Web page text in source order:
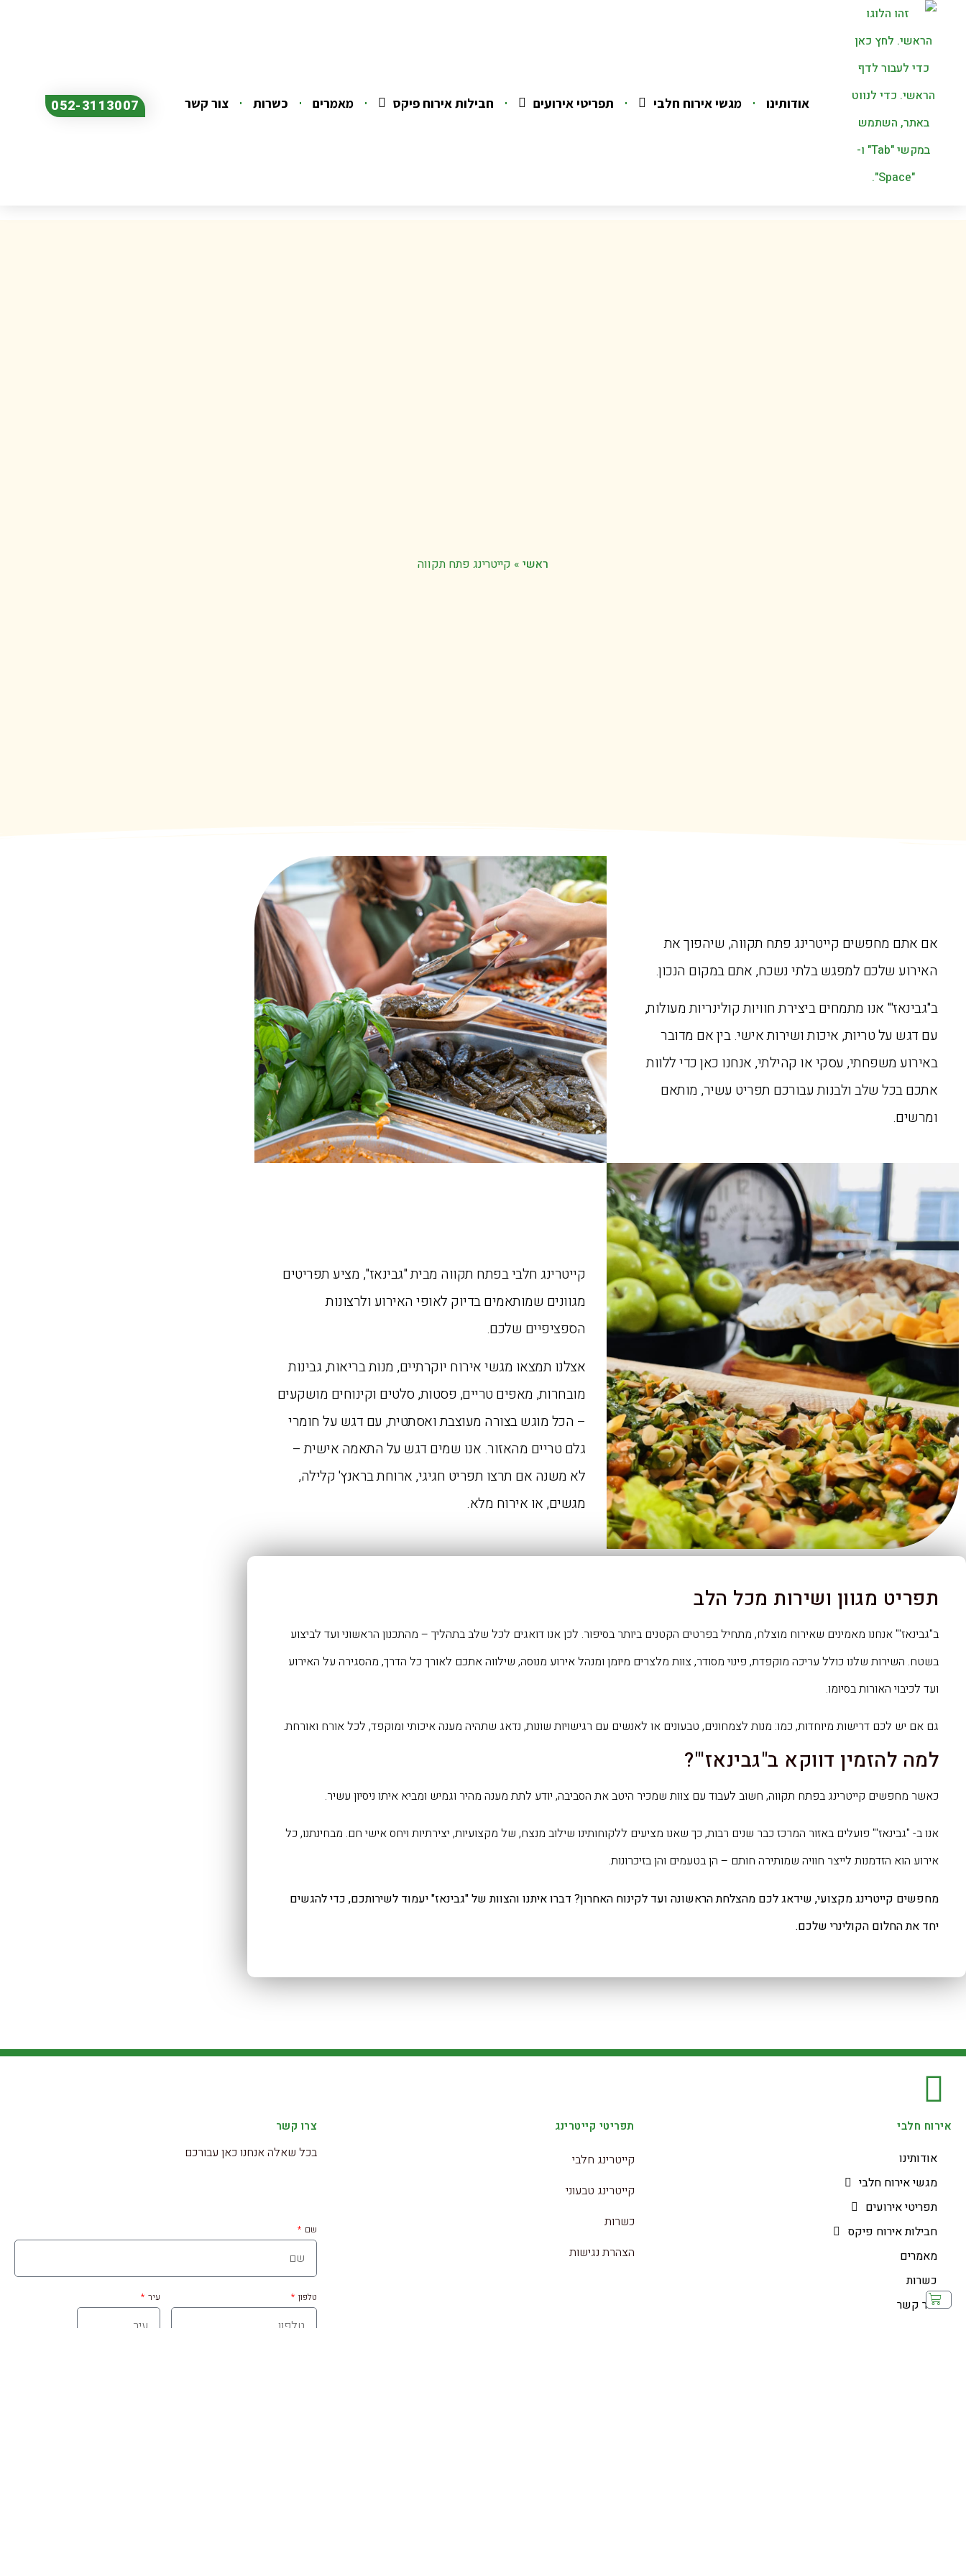
אודותינו מגשי אירוח חלבי תפריטי אירועים חבילות אירוח פיקס מאמרים כשרות צור קשר 052-3113007
ראשי » קייטרינג פתח תקווה
אם אתם מחפשים קייטרינג פתח תקווה, שיהפוך את
האירוע שלכם למפגש בלתי נשכח, אתם במקום הנכון.
ב"גבינאז'" אנו מתמחים ביצירת חוויות קולינריות מעולות,
עם דגש על טריות, איכות ושירות אישי. בין אם מדובר
באירוע משפחתי, עסקי או קהילתי, אנחנו כאן כדי ללוות
אתכם בכל שלב ולבנות עבורכם תפריט עשיר, מותאם
ומרשים.
קייטרינג חלבי בפתח תקווה מבית "גבינאז", מציע תפריטים
מגוונים שמותאמים בדיוק לאופי האירוע ולרצונות
הספציפיים שלכם.
אצלנו תמצאו מגשי אירוח יוקרתיים, מנות בריאות, גבינות
מובחרות, מאפים טריים, פסטות, סלטים וקינוחים מושקעים
– הכל מוגש בצורה מעוצבת ואסתטית, עם דגש על חומרי
גלם טריים מהאזור. אנו שמים דגש על התאמה אישית –
לא משנה אם תרצו תפריט חגיגי, ארוחת בראנץ' קלילה,
מגשים, או אירוח מלא.
תפריט מגוון ושירות מכל הלב
ב"גבינאז'" אנחנו מאמינים שאירוח מוצלח, מתחיל בפרטים הקטנים ביותר בסיפור. לכן אנו דואגים לכל שלב בתהליך – מהתכנון הראשוני ועד לביצוע
בשטח. השירות שלנו כולל עריכה מוקפדת, פינוי מסודר, צוות מלצרים מיומן ומנהל אירוע מנוסה, שילווה אתכם לאורך כל הדרך, מהסגירה על האירוע
ועד לכיבוי האורות בסיומו.
גם אם יש לכם דרישות מיוחדות, כמו: מנות לצמחונים, טבעונים או לאנשים עם רגישויות שונות, נדאג שתהיה מענה איכותי ומוקפד, לכל אורח ואורחת.
למה להזמין דווקא ב"גבינאז'"?
כאשר מחפשים קייטרינג בפתח תקווה, חשוב לעבוד עם צוות שמכיר היטב את הסביבה, יודע לתת מענה מהיר וגמיש ומביא איתו ניסיון עשיר.
אנו ב- "גבינאז'" פועלים באזור המרכז כבר שנים רבות, כך שאנו מציעים ללקוחותינו שילוב מנצח, של מקצועיות, יצירתיות ויחס אישי חם. מבחינתנו, כל
אירוע הוא הזדמנות לייצר חוויה שמותירה חותם – הן בטעמים והן בזיכרונות.
מחפשים קייטרינג מקצועי, שידאג לכם מהצלחת הראשונה ועד לקינוח האחרון? דברו איתנו והצוות של "גבינאז" יעמוד לשירותכם, כדי להגשים
יחד את החלום הקולינרי שלכם.
אירוח חלבי
אודותינו
מגשי אירוח חלבי
תפריטי אירועים
חבילות אירוח פיקס
מאמרים
כשרות
צור קשר
תפריטי קייטרינג
קייטרינג חלבי
קייטרינג טבעוני
כשרות
הצהרת נגישות
צרו קשר
בכל שאלה אנחנו כאן עבורכם
שם
טלפון עיר